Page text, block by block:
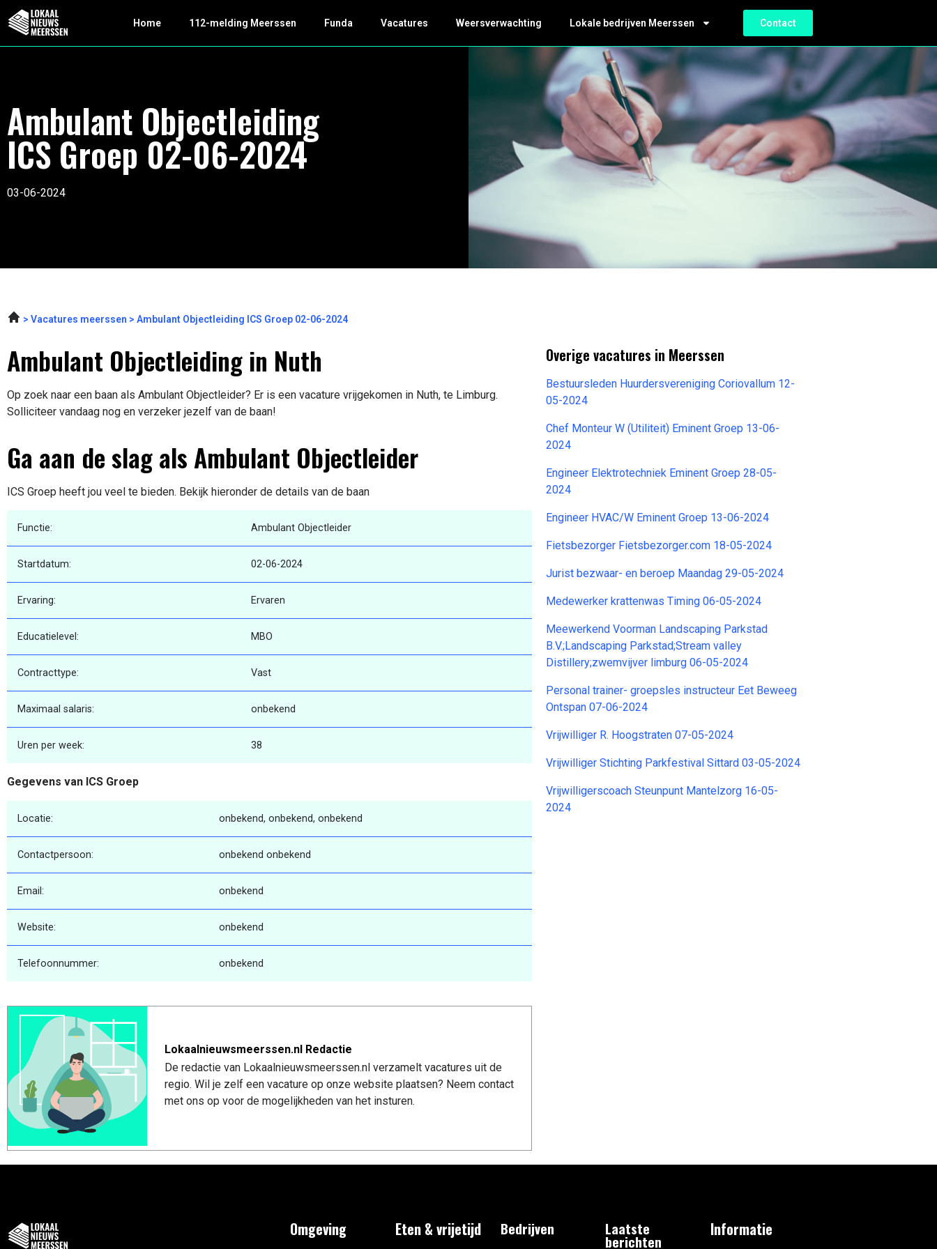
Home 112-melding Meerssen Funda Vacatures Weersverwachting Lokale bedrijven Meerssen Contact
Ambulant Objectleiding
ICS Groep 02-06-2024
03-06-2024
Vacatures meerssen Ambulant Objectleiding ICS Groep 02-06-2024
Ambulant Objectleiding in Nuth
Op zoek naar een baan als Ambulant Objectleider? Er is een vacature vrijgekomen in Nuth, te Limburg.
Solliciteer vandaag nog en verzeker jezelf van de baan!
Ga aan de slag als Ambulant Objectleider
ICS Groep heeft jou veel te bieden. Bekijk hieronder de details van de baan
Functie: Ambulant Objectleider
Startdatum: 02-06-2024
Ervaring: Ervaren
Educatielevel: MBO
Contracttype: Vast
Maximaal salaris: onbekend
Uren per week: 38
Gegevens van ICS Groep
Locatie: onbekend, onbekend, onbekend
Contactpersoon: onbekend onbekend
Email: onbekend
Website: onbekend
Telefoonnummer: onbekend
Lokaalnieuwsmeerssen.nl Redactie
De redactie van Lokaalnieuwsmeerssen.nl verzamelt vacatures uit de
regio. Wil je zelf een vacature op onze website plaatsen? Neem contact
met ons op voor de mogelijkheden van het insturen.
Overige vacatures in Meerssen
Bestuursleden Huurdersvereniging Coriovallum 12-
05-2024
Chef Monteur W (Utiliteit) Eminent Groep 13-06-
2024
Engineer Elektrotechniek Eminent Groep 28-05-
2024
Engineer HVAC/W Eminent Groep 13-06-2024
Fietsbezorger Fietsbezorger.com 18-05-2024
Jurist bezwaar- en beroep Maandag 29-05-2024
Medewerker krattenwas Timing 06-05-2024
Meewerkend Voorman Landscaping Parkstad
B.V.;Landscaping Parkstad;Stream valley
Distillery;zwemvijver limburg 06-05-2024
Personal trainer- groepsles instructeur Eet Beweeg
Ontspan 07-06-2024
Vrijwilliger R. Hoogstraten 07-05-2024
Vrijwilliger Stichting Parkfestival Sittard 03-05-2024
Vrijwilligerscoach Steunpunt Mantelzorg 16-05-
2024
Omgeving Eten & vrijetijd Bedrijven Laatste
berichten
Informatie